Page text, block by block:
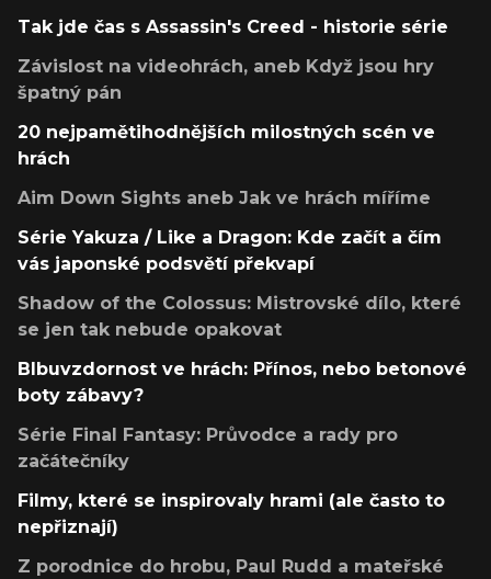
Tak jde čas s Assassin's Creed - historie série
Závislost na videohrách, aneb Když jsou hry
špatný pán
20 nejpamětihodnějších milostných scén ve
hrách
Aim Down Sights aneb Jak ve hrách míříme
Série Yakuza / Like a Dragon: Kde začít a čím
vás japonské podsvětí překvapí
Shadow of the Colossus: Mistrovské dílo, které
se jen tak nebude opakovat
Blbuvzdornost ve hrách: Přínos, nebo betonové
boty zábavy?
Série Final Fantasy: Průvodce a rady pro
začátečníky
Filmy, které se inspirovaly hrami (ale často to
nepřiznají)
Z porodnice do hrobu, Paul Rudd a mateřské